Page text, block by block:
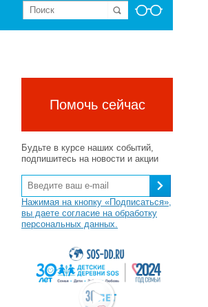
Помочь сейчас
Будьте в курсе наших событий,
подпишитесь на новости и акции
Нажимая на кнопку «Подписаться»,
вы даете согласие на обработку
персональных данных.